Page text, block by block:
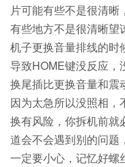
片可能有些不是很清晰
有些地方不是很清晰望
机子更换音量排线的时
导致HOME键没反应，
换尾插比更换音量和震
因为太急所以没照相，
换有风险，你拆机前就
道会不会遇到别的问题
一定要小心，记忆好螺